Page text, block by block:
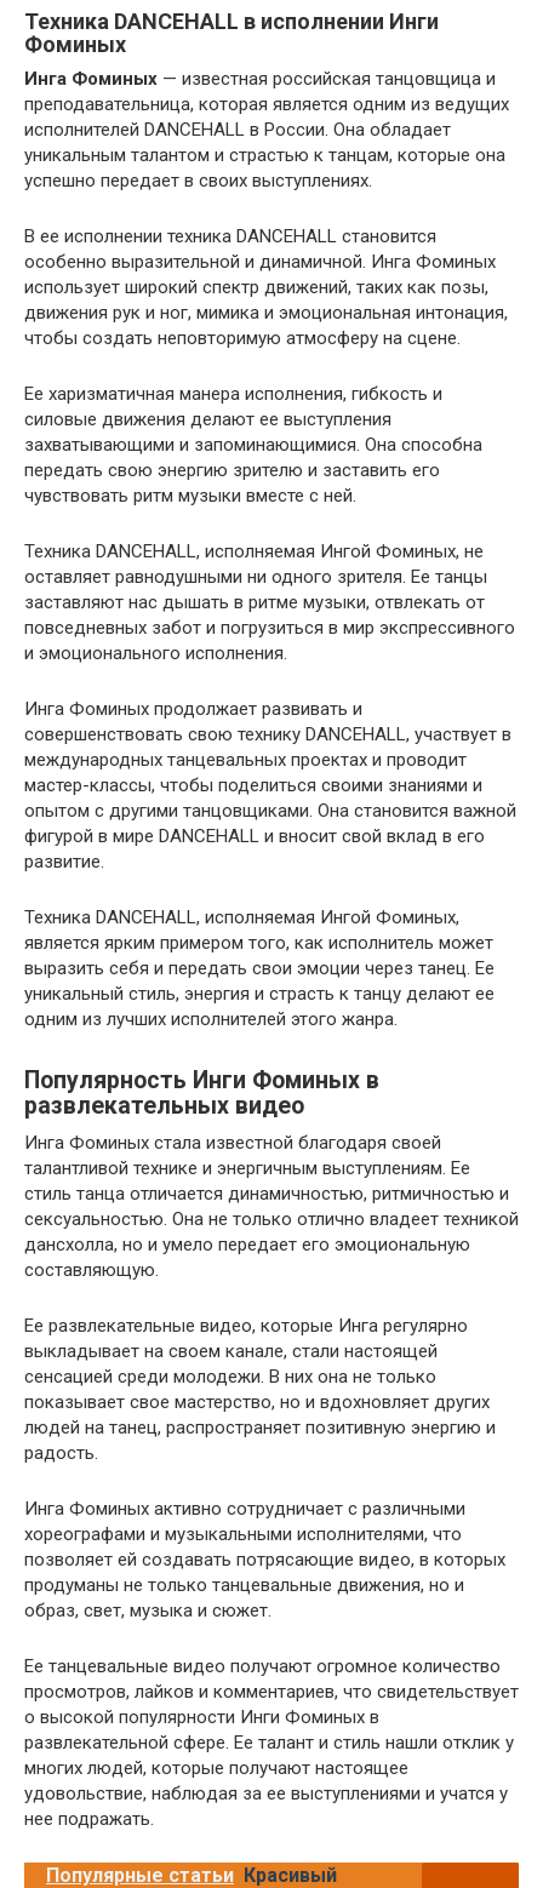
Техника DANCEHALL в исполнении Инги
Фоминых
Инга Фоминых — известная российская танцовщица и
преподавательница, которая является одним из ведущих
исполнителей DANCEHALL в России. Она обладает
уникальным талантом и страстью к танцам, которые она
успешно передает в своих выступлениях.
В ее исполнении техника DANCEHALL становится
особенно выразительной и динамичной. Инга Фоминых
использует широкий спектр движений, таких как позы,
движения рук и ног, мимика и эмоциональная интонация,
чтобы создать неповторимую атмосферу на сцене.
Ее харизматичная манера исполнения, гибкость и
силовые движения делают ее выступления
захватывающими и запоминающимися. Она способна
передать свою энергию зрителю и заставить его
чувствовать ритм музыки вместе с ней.
Техника DANCEHALL, исполняемая Ингой Фоминых, не
оставляет равнодушными ни одного зрителя. Ее танцы
заставляют нас дышать в ритме музыки, отвлекать от
повседневных забот и погрузиться в мир экспрессивного
и эмоционального исполнения.
Инга Фоминых продолжает развивать и
совершенствовать свою технику DANCEHALL, участвует в
международных танцевальных проектах и проводит
мастер-классы, чтобы поделиться своими знаниями и
опытом с другими танцовщиками. Она становится важной
фигурой в мире DANCEHALL и вносит свой вклад в его
развитие.
Техника DANCEHALL, исполняемая Ингой Фоминых,
является ярким примером того, как исполнитель может
выразить себя и передать свои эмоции через танец. Ее
уникальный стиль, энергия и страсть к танцу делают ее
одним из лучших исполнителей этого жанра.
Популярность Инги Фоминых в
развлекательных видео
Инга Фоминых стала известной благодаря своей
талантливой технике и энергичным выступлениям. Ее
стиль танца отличается динамичностью, ритмичностью и
сексуальностью. Она не только отлично владеет техникой
дансхолла, но и умело передает его эмоциональную
составляющую.
Ее развлекательные видео, которые Инга регулярно
выкладывает на своем канале, стали настоящей
сенсацией среди молодежи. В них она не только
показывает свое мастерство, но и вдохновляет других
людей на танец, распространяет позитивную энергию и
радость.
Инга Фоминых активно сотрудничает с различными
хореографами и музыкальными исполнителями, что
позволяет ей создавать потрясающие видео, в которых
продуманы не только танцевальные движения, но и
образ, свет, музыка и сюжет.
Ее танцевальные видео получают огромное количество
просмотров, лайков и комментариев, что свидетельствует
о высокой популярности Инги Фоминых в
развлекательной сфере. Ее талант и стиль нашли отклик у
многих людей, которые получают настоящее
удовольствие, наблюдая за ее выступлениями и учатся у
нее подражать.
Популярные статьи Красивый